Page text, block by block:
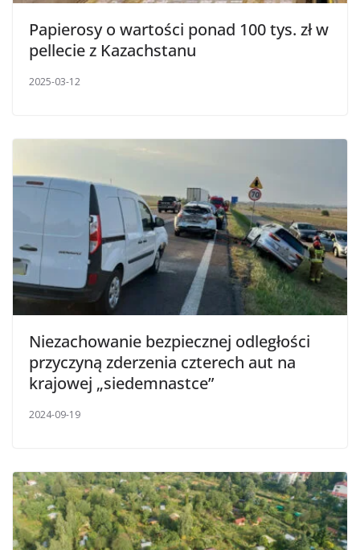
Papierosy o wartości ponad 100 tys. zł w
pellecie z Kazachstanu
2025-03-12
Niezachowanie bezpiecznej odległości
przyczyną zderzenia czterech aut na
krajowej „siedemnastce”
2024-09-19